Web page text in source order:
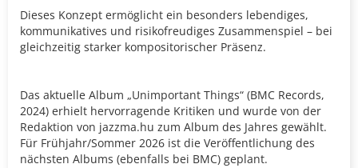
Dieses Konzept ermöglicht ein besonders lebendiges,
kommunikatives und risikofreudiges Zusammenspiel – bei
gleichzeitig starker kompositorischer Präsenz.
Das aktuelle Album „Unimportant Things“ (BMC Records,
2024) erhielt hervorragende Kritiken und wurde von der
Redaktion von jazzma.hu zum Album des Jahres gewählt.
Für Frühjahr/Sommer 2026 ist die Veröffentlichung des
nächsten Albums (ebenfalls bei BMC) geplant.